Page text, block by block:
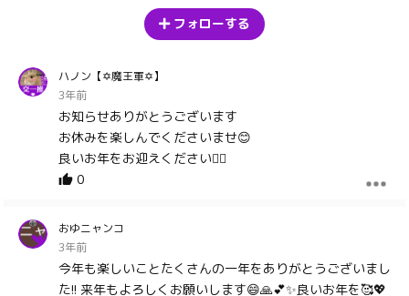
フォローする
ハノン【✡魔王軍✡】
3年前
お知らせありがとうございます
お休みを楽しんでくださいませ😊
良いお年をお迎えください🙇‍♀️
0
おゆニャンコ
3年前
今年も楽しいことたくさんの一年をありがとうございまし
た!! 来年もよろしくお願いします😄🙏💕✨良いお年を🥰💖